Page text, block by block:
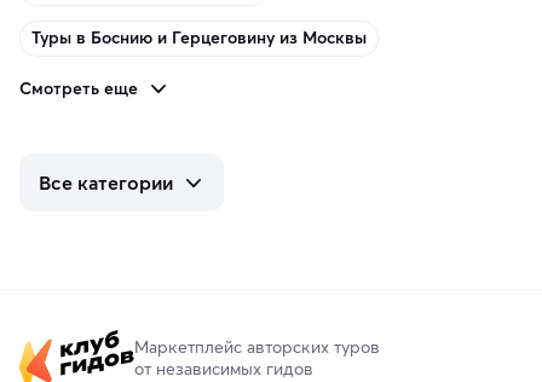
Туры в Боснию и Герцеговину из Москвы
Смотреть еще
Все категории
Маркетплейс авторских туров
от независимых гидов